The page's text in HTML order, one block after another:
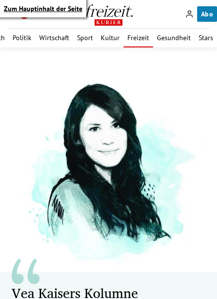
Zum Hauptinhalt der Seite
Abo
Politik Wirtschaft Sport Kultur Freizeit Gesundheit Stars
Untermenü
Untermenü
Untermenü
Untermenü
Vea Kaisers Kolumne